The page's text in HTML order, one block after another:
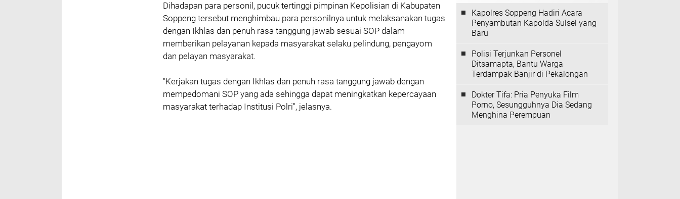
Dihadapan para personil, pucuk tertinggi pimpinan Kepolisian di Kabupaten
Soppeng tersebut menghimbau para personilnya untuk melaksanakan tugas
dengan Ikhlas dan penuh rasa tanggung jawab sesuai SOP dalam
memberikan pelayanan kepada masyarakat selaku pelindung, pengayom
dan pelayan masyarakat.
"Kerjakan tugas dengan Ikhlas dan penuh rasa tanggung jawab dengan
mempedomani SOP yang ada sehingga dapat meningkatkan kepercayaan
masyarakat terhadap Institusi Polri", jelasnya.
Kapolres Soppeng Hadiri Acara
Penyambutan Kapolda Sulsel yang
Baru
Polisi Terjunkan Personel
Ditsamapta, Bantu Warga
Terdampak Banjir di Pekalongan
Dokter Tifa: Pria Penyuka Film
Porno, Sesungguhnya Dia Sedang
Menghina Perempuan